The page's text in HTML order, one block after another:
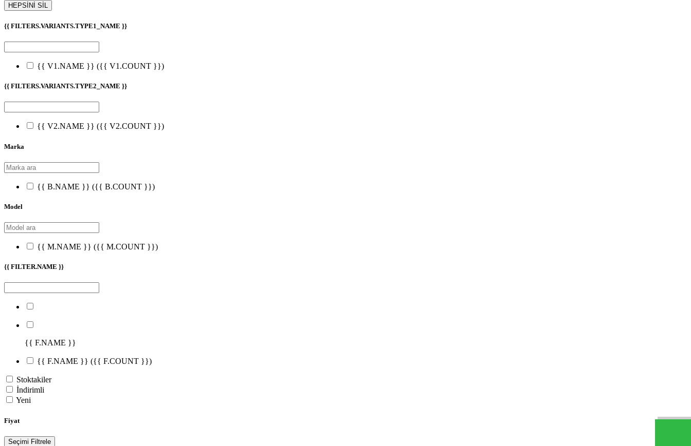
HEPSİNİ SİL
{{ FILTERS.VARIANTS.TYPE1_NAME }}
{{ V1.NAME }} ({{ V1.COUNT }})
{{ FILTERS.VARIANTS.TYPE2_NAME }}
{{ V2.NAME }} ({{ V2.COUNT }})
Marka
{{ B.NAME }} ({{ B.COUNT }})
Model
{{ M.NAME }} ({{ M.COUNT }})
{{ FILTER.NAME }}
{{ F.NAME }}
{{ F.NAME }} ({{ F.COUNT }})
Stoktakiler
İndirimli
Yeni
Fiyat
Seçimi Filtrele